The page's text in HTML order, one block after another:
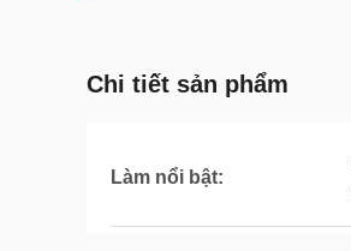
Chi tiết sản phẩm
Làm nổi bật: